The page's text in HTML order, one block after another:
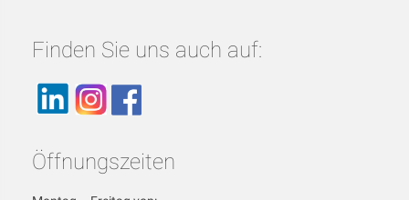
Finden Sie uns auch auf:
Öffnungszeiten